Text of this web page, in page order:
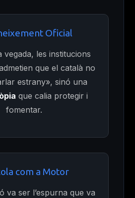
Oficial
vegada, les institucions
que el català no
estrany», sinó una
que calia protegir i
fomentar.
com a Motor
va ser l’espurna que va